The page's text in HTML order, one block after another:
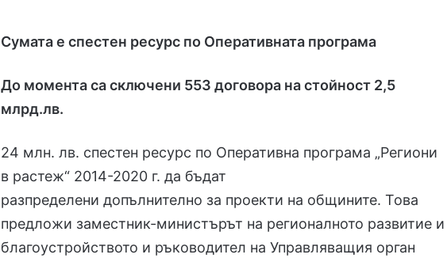
Сумата е спестен ресурс по Оперативната програма
До момента са сключени 553 договора на стойност 2,5
млрд.лв.
24 млн. лв. спестен ресурс по Оперативна програма „Региони
в растеж“ 2014-2020 г. да бъдат
разпределени допълнително за проекти на общините. Това
предложи заместник-министърът на регионалното развитие и
благоустройството и ръководител на Управляващия орган